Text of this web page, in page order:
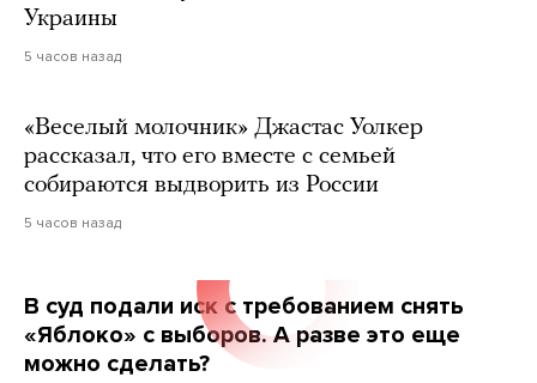
Украины
5 часов назад
«Веселый молочник» Джастас Уолкер
рассказал, что его вместе с семьей
собираются выдворить из России
5 часов назад
В суд подали иск с требованием снять
«Яблоко» с выборов. А разве это еще
можно сделать?